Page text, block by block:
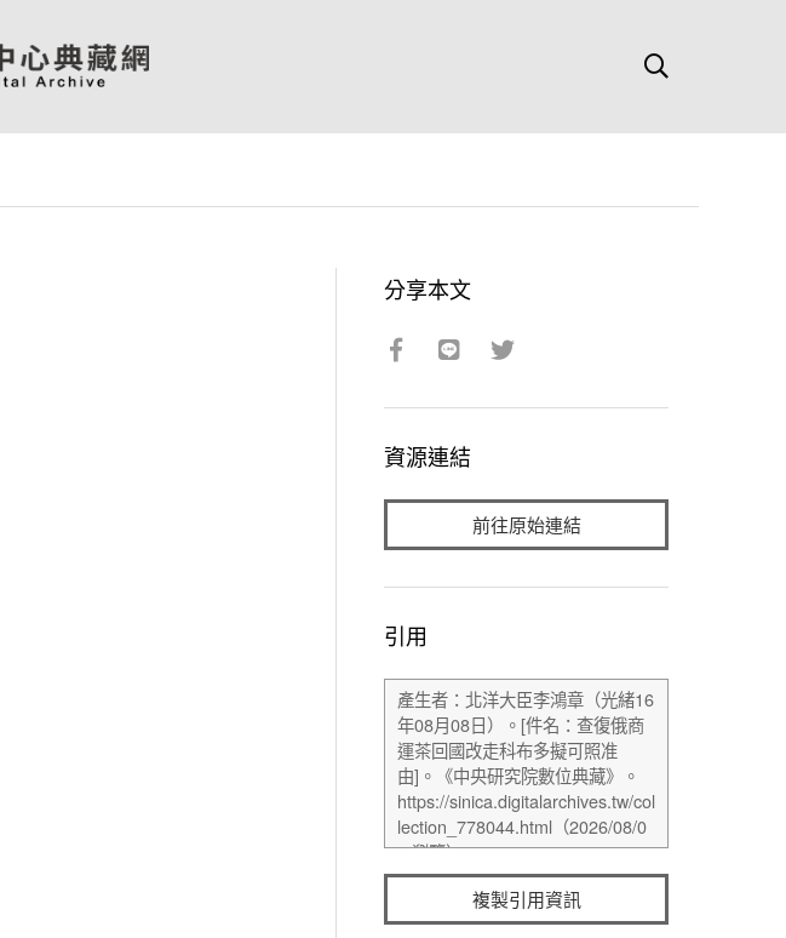
分享本文
資源連結
前往原始連結
引用
複製引用資訊